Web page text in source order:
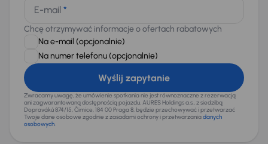
E-mail *
Chcę otrzymywać informacje o ofertach rabatowych
Na e-mail (opcjonalnie)
Na numer telefonu (opcjonalnie)
Wyślij zapytanie
Zwracamy uwagę, że umówienie spotkania nie jest równoznaczne z rezerwacją
ani zagwarantowaną dostępnością pojazdu. AURES Holdings a.s., z siedzibą
Dopraváků 874/15, Čimice, 184 00 Praga 8, będzie przechowywać i przetwarzać
Twoje dane osobowe zgodnie z zasadami ochrony i przetwarzaniadanych
osobowych.